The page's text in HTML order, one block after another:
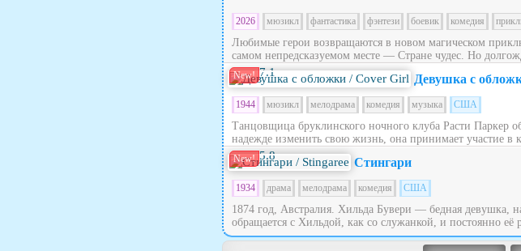
2026 мюзикл фантастика фэнтези боевик комедия
Любимые герои возвращаются в новом магическом
самом непредсказуемом месте — Стране чудес. Но
New! 7.1 Девушка с
1944 мюзикл мелодрама комедия музыка США
Танцовщица бруклинского ночного клуба Расти Паркер
надежде изменить свою жизнь, она принимает участие в
New! 5.8 Стингари
1934 драма мелодрама комедия США
1874 год, Австралия. Хильда Бувери — бедная девушка,
обращается с Хильдой, как со служанкой, и постоянно её